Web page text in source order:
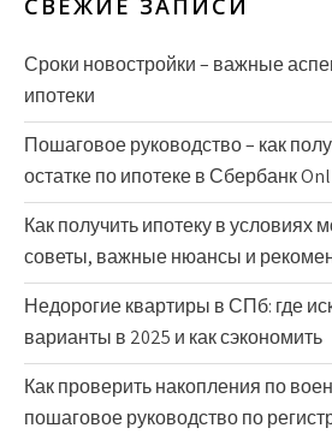
Сроки новостройки – важные
ипотеки
Пошаговое руководство – как
остатке по ипотеке в Сбербанк
Как получить ипотеку в условиях
советы, важные нюансы и
Недорогие квартиры в СПб: где
варианты в 2025 и как сэкономить
Как проверить накопления по
пошаговое руководство по